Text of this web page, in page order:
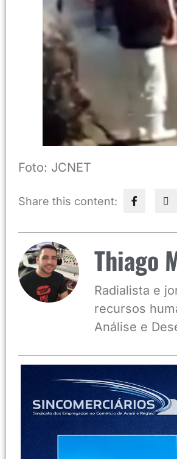
Foto: JCNET
Share this content:
Thiago
Radialista e
recursos
Análise e